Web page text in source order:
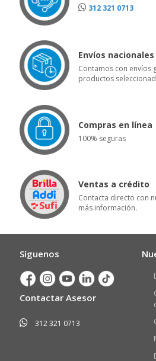
312 321 0713
Envíos nacionales
Contamos con envíos
productos
Compras en línea
100% seguras
Ventas a crédito
Contacta directo con
más información.
Síguenos
Contactar Asesor
312 321 0713